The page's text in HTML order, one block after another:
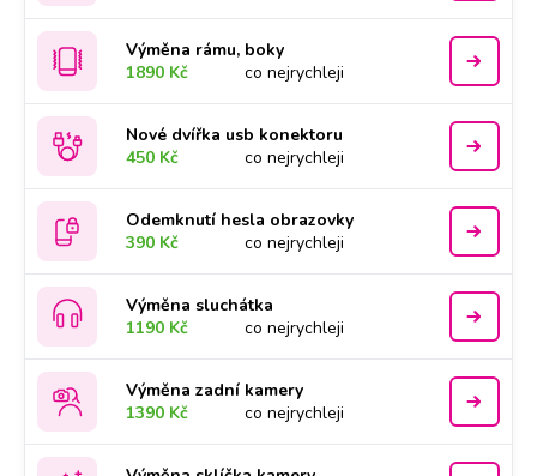
Výměna rámu, boky
1890 Kč
co nejrychleji
Nové dvířka usb konektoru
450 Kč
co nejrychleji
Odemknutí hesla obrazovky
390 Kč
co nejrychleji
Výměna sluchátka
1190 Kč
co nejrychleji
Výměna zadní kamery
1390 Kč
co nejrychleji